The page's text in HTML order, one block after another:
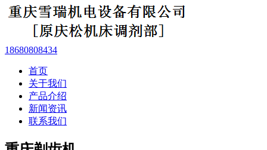
18680808434
首页
关于我们
产品介绍
新闻资讯
联系我们